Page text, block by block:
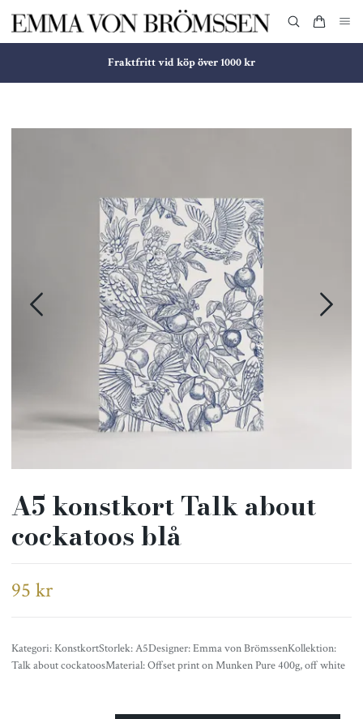
Fraktfritt vid köp över 1000 kr
A5 konstkort Talk about
cockatoos blå
95 kr
Kategori: KonstkortStorlek: A5Designer: Emma von BrömssenKollektion:
Talk about cockatoosMaterial: Offset print on Munken Pure 400g, off white